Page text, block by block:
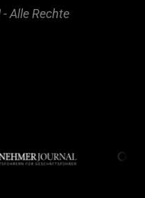
Alle Rechte